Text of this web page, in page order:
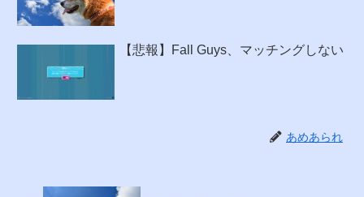
【悲報】Fall Guys、マッチングしない
あめあられ